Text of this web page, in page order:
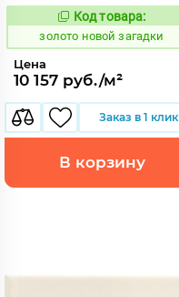
523777
Код товара:
золото новой загадки
Цена
10 157 руб./м²
Заказ в 1 клик
В корзину